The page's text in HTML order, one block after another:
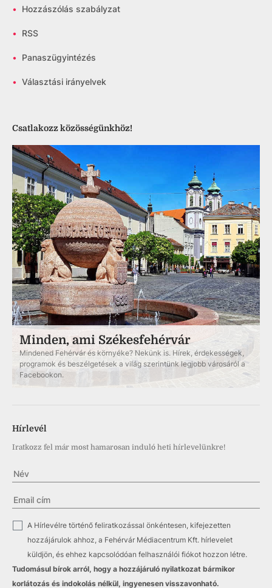
• Hozzászólás szabályzat
• RSS
• Panaszügyintézés
• Választási irányelvek
Csatlakozz közösségünkhöz!
Minden, ami Székesfehérvár
Mindened Fehérvár és környéke? Nekünk is. Hírek, érdekességek,
programok és beszélgetések a világ szerintünk legjobb városáról a
Facebookon.
Hírlevél
Iratkozz fel már most hamarosan induló heti hírlevelünkre!
✓
A Hírlevélre történő feliratkozással önkéntesen, kifejezetten
hozzájárulok ahhoz, a Fehérvár Médiacentrum Kft. hírlevelet
küldjön, és ehhez kapcsolódóan felhasználói fiókot hozzon létre.
Tudomásul bírok arról, hogy a hozzájáruló nyilatkozat bármikor
korlátozás és indokolás nélkül, ingyenesen visszavonható.